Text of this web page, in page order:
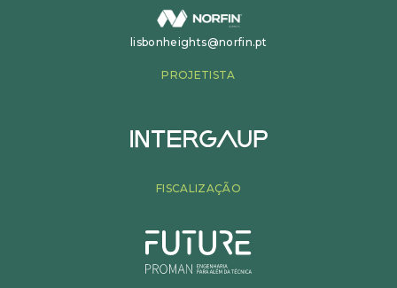
lisbonheights@norfin.pt
PROJETISTA
FISCALIZAÇÃO